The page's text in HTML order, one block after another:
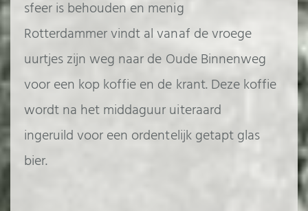
sfeer is behouden en menig
Rotterdammer vindt al vanaf de vroege
uurtjes zijn weg naar de Oude Binnenweg
voor een kop koffie en de krant. Deze koffie
wordt na het middaguur uiteraard
ingeruild voor een ordentelijk getapt glas
bier.